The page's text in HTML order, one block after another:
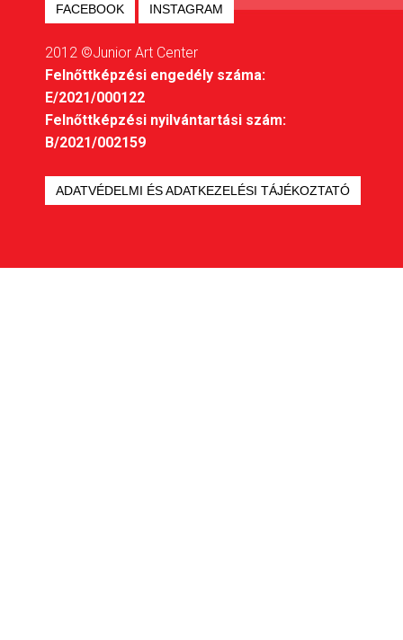
FACEBOOK INSTAGRAM
2012 ©Junior Art Center
Felnőttképzési engedély száma:
E/2021/000122
Felnőttképzési nyilvántartási szám:
B/2021/002159
ADATVÉDELMI ÉS ADATKEZELÉSI TÁJÉKOZTATÓ